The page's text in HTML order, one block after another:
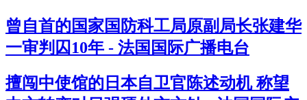
曾自首的国家国防科工局原副局长张建华
一审判囚10年 - 法国国际广播电台
擅闯中使馆的日本自卫官陈述动机 称望